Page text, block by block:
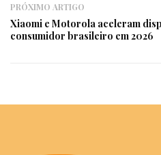
PRÓXIMO ARTIGO
Xiaomi e Motorola aceleram
consumidor brasileiro em 2026